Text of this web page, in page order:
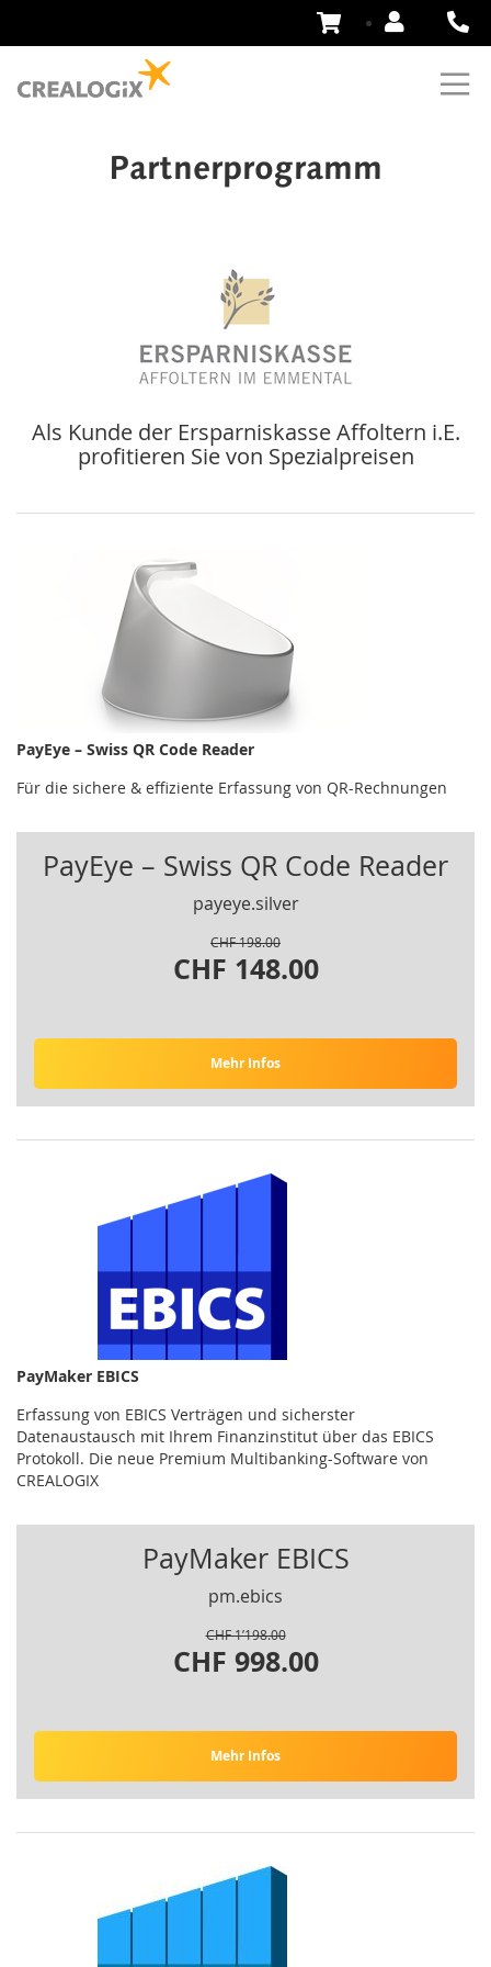
Zum
Inhalt
Partnerprogramm
Als Kunde der Ersparniskasse Affoltern i.E.
profitieren Sie von Spezialpreisen
PayEye – Swiss QR Code Reader
Für die sichere & effiziente Erfassung von QR-Rechnungen
PayEye – Swiss QR Code Reader
payeye.silver
CHF 198.00
CHF 148.00
Mehr Infos
PayMaker EBICS
Erfassung von EBICS Verträgen und sicherster
Datenaustausch mit Ihrem Finanzinstitut über das EBICS
Protokoll. Die neue Premium Multibanking-Software von
CREALOGIX
PayMaker EBICS
pm.ebics
CHF 1’198.00
CHF 998.00
Mehr Infos